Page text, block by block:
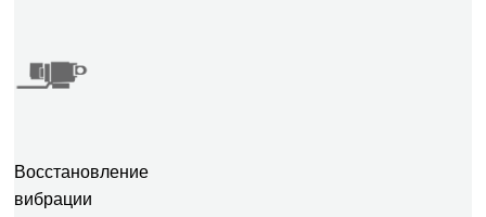
Восстановление
вибрации